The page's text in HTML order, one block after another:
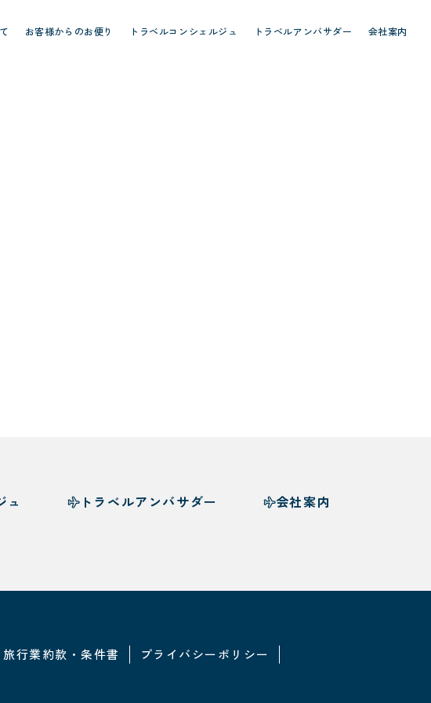
お客様からのお便り トラベルコンシェルジュ トラベルアンバサダー 会社案内
ュ トラベルアンバサダー
会社案内
旅行業約款・条件書 プライバシーポリシー